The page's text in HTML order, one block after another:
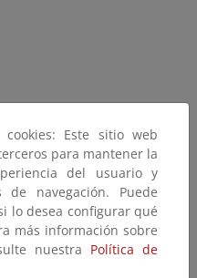
Este sitio web
para mantener la
del usuario y
de navegación. Puede
lo desea configurar qué
más información sobre
nuestra Política de